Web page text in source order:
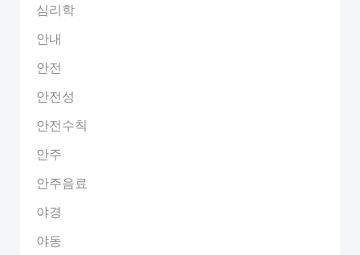
심리학
안내
안전
안전성
안전수칙
안주
안주음료
야경
야동